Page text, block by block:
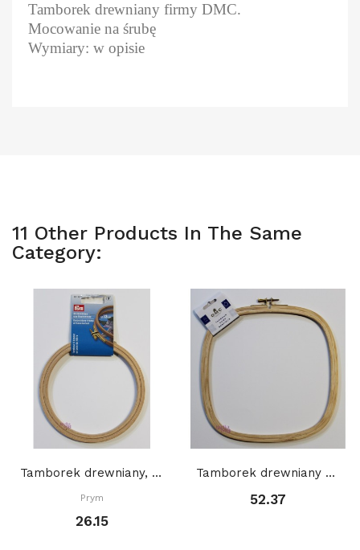
Tamborek drewniany firmy DMC.
Mocowanie na śrubę
Wymiary: w opisie
11 Other Products In The Same
Category:
Tamborek drewniany, PRYM 13 cm
Prym
26.15
Tamborek drewniany DMC, KWADRATOWY, 25 x 25 cm,...
52.37